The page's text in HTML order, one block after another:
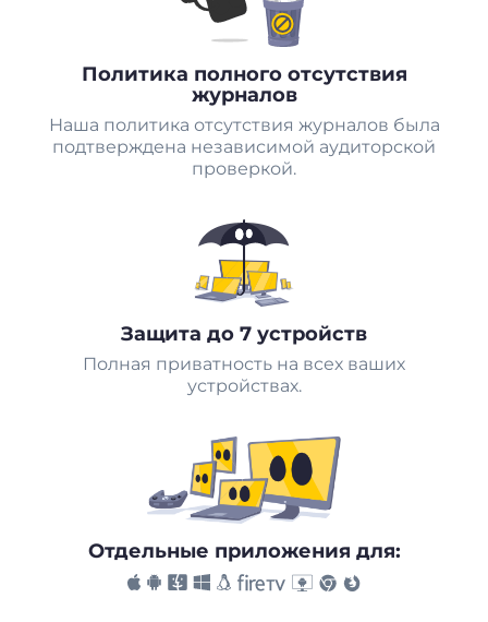
Политика полного отсутствия
журналов
Наша политика отсутствия журналов была
подтверждена независимой аудиторской
проверкой.
Защита до 7 устройств
Полная приватность на всех ваших
устройствах.
Отдельные приложения для: